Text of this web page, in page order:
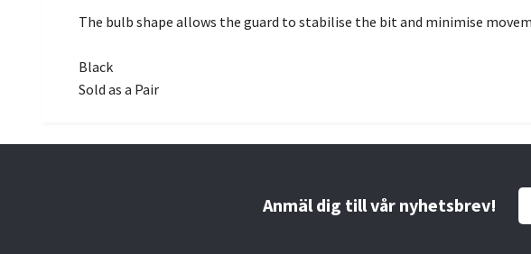
The bulb shape allows the guard to stabilise the bit and minimise
Black
Sold as a Pair
Anmäl dig till vår nyhetsbrev!